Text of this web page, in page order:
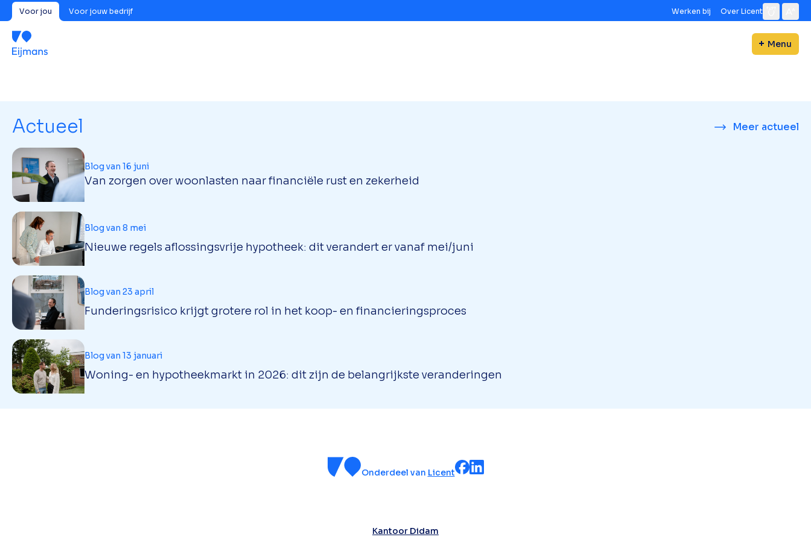
Voor jou Voor jouw bedrijf Werken bij Over Licent
Menu
Actueel Meer actueel
Van zorgen over woonlasten naar financiële rust en zekerheid
Blog van 16 juni
Nieuwe regels aflossingsvrije hypotheek: dit verandert er vanaf mei/juni
Blog van 8 mei
Funderingsrisico krijgt grotere rol in het koop- en financieringsproces
Blog van 23 april
Woning- en hypotheekmarkt in 2026: dit zijn de belangrijkste veranderingen
Blog van 13 januari
Onderdeel van Licent
Kantoor Didam